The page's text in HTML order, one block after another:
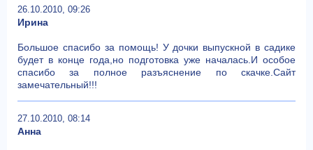
26.10.2010, 09:26
Ирина
Большое спасибо за помощь! У дочки выпускной в садике
будет в конце года,но подготовка уже началась.И особое
спасибо за полное разъяснение по скачке.Сайт
замечательный!!!
27.10.2010, 08:14
Анна